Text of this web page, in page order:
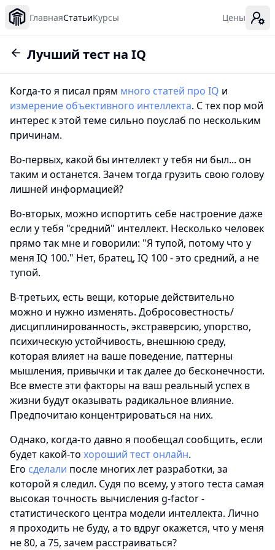
ГлавнаяСтатьиКурсы Цены
Лучший тест на IQ
Когда-то я писал прям много статей про IQ и
измерение объективного интеллекта. С тех пор мой
интерес к этой теме сильно поуслаб по нескольким
причинам.
Во-первых, какой бы интеллект у тебя ни был... он
таким и останется. Зачем тогда грузить свою голову
лишней информацией?
Во-вторых, можно испортить себе настроение даже
если у тебя "средний" интеллект. Несколько человек
прямо так мне и говорили: "Я тупой, потому что у
меня IQ 100." Нет, братец, IQ 100 - это средний, а не
тупой.
В-третьих, есть вещи, которые действительно
можно и нужно изменять. Добросовестность/
дисциплинированность, экстраверсию, упорство,
психическую устойчивость, внешнюю среду,
которая влияет на ваше поведение, паттерны
мышления, привычки и так далее до бесконечности.
Все вместе эти факторы на ваш реальный успех в
жизни будут оказывать радикальное влияние.
Предпочитаю концентрироваться на них.
Однако, когда-то давно я пообещал сообщить, если
будет какой-то хороший тест онлайн.
Его сделали после многих лет разработки, за
которой я следил. Судя по всему, у этого теста самая
высокая точность вычисления g-factor -
статистического центра модели интеллекта. Лично
я проходить не буду, а то вдруг окажется, что у меня
не 80, а 75, зачем расстраиваться?